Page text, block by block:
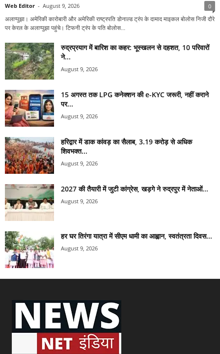
Web Editor - August 9, 2026 0
अलाप्पुझा। अमेरिकी कारोबारी और अमेरिकी राष्ट्रपति डोनाल्ड ट्रंप के दामाद माइकल बोलोस निजी दौरे
पर केरल के अलाप्पुझा पहुंचे। टिफनी ट्रंप के पति बोलोस...
रुद्रप्रयाग में बारिश का कहर: भूस्खलन से दहशत, 10 परिवारों
ने...
August 9, 2026
15 अगस्त तक LPG कनेक्शन की e-KYC जरूरी, नहीं कराने
पर...
August 9, 2026
हरिद्वार में डाक कांवड़ का सैलाब, 3.19 करोड़ से अधिक
शिवभक्त...
August 9, 2026
2027 की तैयारी में जुटी कांग्रेस, खड़गे ने रुद्रपुर में नेताओं...
August 9, 2026
हर घर तिरंगा यात्रा में सीएम धामी का आह्वान, स्वतंत्रता दिवस...
August 9, 2026